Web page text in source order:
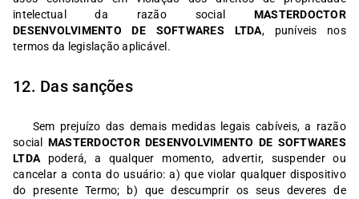
intelectual da razão social MASTERDOCTOR
DESENVOLVIMENTO DE SOFTWARES LTDA, puníveis nos
termos da legislação aplicável.
12. Das sanções
Sem prejuízo das demais medidas legais cabíveis, a razão
social MASTERDOCTOR DESENVOLVIMENTO DE SOFTWARES
LTDA poderá, a qualquer momento, advertir, suspender ou
cancelar a conta do usuário: a) que violar qualquer dispositivo
do presente Termo; b) que descumprir os seus deveres de